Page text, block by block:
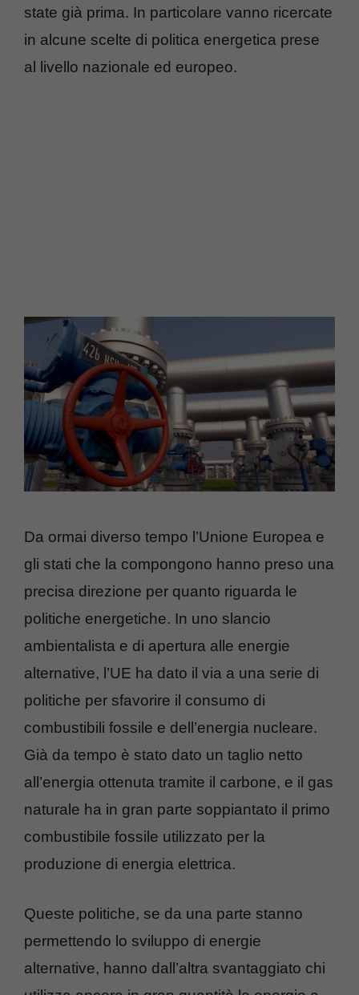
state già prima. In particolare vanno ricercate
in alcune scelte di politica energetica prese
al livello nazionale ed europeo.
Da ormai diverso tempo l’Unione Europea e
gli stati che la compongono hanno preso una
precisa direzione per quanto riguarda le
politiche energetiche. In uno slancio
ambientalista e di apertura alle energie
alternative, l’UE ha dato il via a una serie di
politiche per sfavorire il consumo di
combustibili fossile e dell’energia nucleare.
Già da tempo è stato dato un taglio netto
all’energia ottenuta tramite il carbone, e il gas
naturale ha in gran parte soppiantato il primo
combustibile fossile utilizzato per la
produzione di energia elettrica.
Queste politiche, se da una parte stanno
permettendo lo sviluppo di energie
alternative, hanno dall’altra svantaggiato chi